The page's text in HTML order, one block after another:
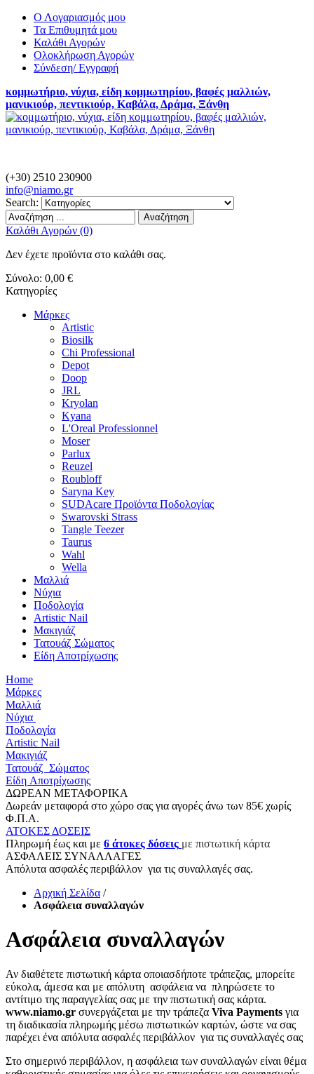
Ο Λογαριασμός μου
Τα Επιθυμητά μου
Καλάθι Αγορών
Ολοκλήρωση Αγορών
Σύνδεση/ Εγγραφή
κομμωτήριο, νύχια, είδη κομμωτηρίου, βαφές μαλλιών,
μανικιούρ, πεντικιούρ, Καβάλα, Δράμα, Ξάνθη
(+30) 2510 230900
info@niamo.gr
Search:
Αναζήτηση
Καλάθι Αγορών (0)
Δεν έχετε προϊόντα στο καλάθι σας.
Σύνολο: 0,00 €
Κατηγορίες
Μάρκες
Artistic
Biosilk
Chi Professional
Depot
Doop
JRL
Kryolan
Kyana
L'Oreal Professionnel
Moser
Parlux
Reuzel
Roubloff
Saryna Key
SUDAcare Προϊόντα Ποδολογίας
Swarovski Strass
Tangle Teezer
Taurus
Wahl
Wella
Μαλλιά
Νύχια
Ποδολογία
Artistic Nail
Μακιγιάζ
Τατουάζ Σώματος
Είδη Αποτρίχωσης
Home
Μάρκες
Μαλλιά
Νύχια
Ποδολογία
Artistic Nail
Μακιγιάζ
Τατουάζ Σώματος
Είδη Αποτρίχωσης
ΔΩΡΕΑΝ ΜΕΤΑΦΟΡΙΚΑ
Δωρεάν μεταφορά στο χώρο σας για αγορές άνω των 85€ χωρίς
Φ.Π.Α.
ΑΤΟΚΕΣ ΔΟΣΕΙΣ
Πληρωμή έως και με 6 άτοκες δόσεις με πιστωτική κάρτα
ΑΣΦΑΛΕΙΣ ΣΥΝΑΛΛΑΓΕΣ
Aπόλυτα ασφαλές περιβάλλον για τις συναλλαγές σας.
Αρχική Σελίδα /
Ασφάλεια συναλλαγών
Ασφάλεια συναλλαγών
Αν διαθέτετε πιστωτική κάρτα οποιασδήποτε τράπεζας, μπορείτε
εύκολα, άμεσα και με απόλυτη ασφάλεια να πληρώσετε το
αντίτιμο της παραγγελίας σας με την πιστωτική σας κάρτα.
www.niamo.gr συνεργάζεται με την τράπεζα Viva Payments για
τη διαδικασία πληρωμής μέσω πιστωτικών καρτών, ώστε να σας
παρέχει ένα απόλυτα ασφαλές περιβάλλον για τις συναλλαγές σας
Στο σημερινό περιβάλλον, η ασφάλεια των συναλλαγών είναι θέμα